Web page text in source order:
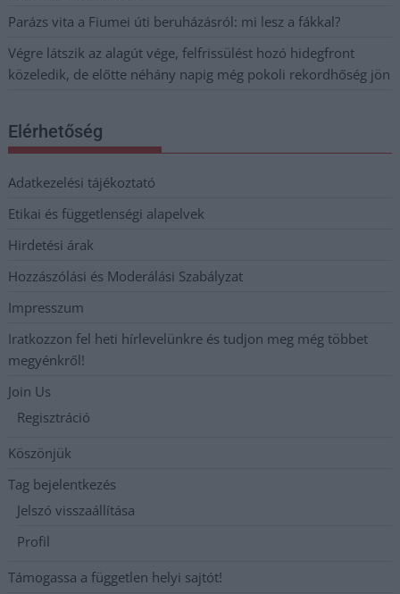
Parázs vita a Fiumei úti beruházásról: mi lesz a fákkal?
Végre látszik az alagút vége, felfrissülést hozó hidegfront
közeledik, de előtte néhány napig még pokoli rekordhőség jön
Elérhetőség
Adatkezelési tájékoztató
Etikai és függetlenségi alapelvek
Hirdetési árak
Hozzászólási és Moderálási Szabályzat
Impresszum
Iratkozzon fel heti hírlevelünkre és tudjon meg még többet
megyénkről!
Join Us
Regisztráció
Köszönjük
Tag bejelentkezés
Jelszó visszaállítása
Profil
Támogassa a független helyi sajtót!